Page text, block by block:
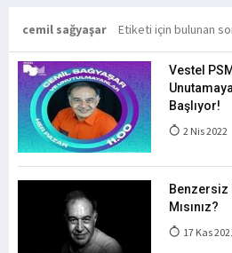
cemil sağyaşar Etiketi için bulunan
Vestel
Başlıyor!
2 Nis 2022
Benzersiz
Mısınız?
17 Kas